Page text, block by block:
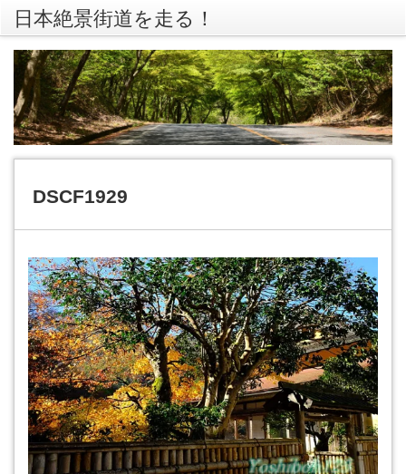
日本絶景街道を走る！
DSCF1929